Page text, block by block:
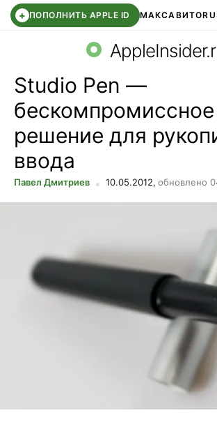
+ ПОПОЛНИТЬ APPLE ID МАКСАВИТО
СБЕР КИДС ВТБ ОНЛАЙН ЧАТ В
Studio Pen —
бескомпромиссное
решение для
ввода
Павел Дмитриев 10.05.2012, обновлено